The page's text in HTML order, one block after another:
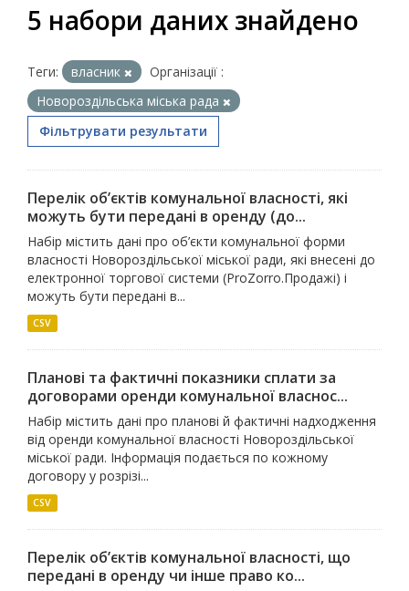
5 набори даних знайдено
Теги: власник
Організації :
Новороздільська міська рада
Фільтрувати результати
Перелік об’єктів комунальної власності, які
можуть бути передані в оренду (до...
Набір містить дані про об’єкти комунальної форми
власності Новороздільської міської ради, які внесені до
електронної торгової системи (ProZorro.Продажі) і
можуть бути передані в...
CSV
Планові та фактичні показники сплати за
договорами оренди комунальної власнос...
Набір містить дані про планові й фактичні надходження
від оренди комунальної власності Новороздільської
міської ради. Інформація подається по кожному
договору у розрізі...
CSV
Перелік об’єктів комунальної власності, що
передані в оренду чи інше право ко...